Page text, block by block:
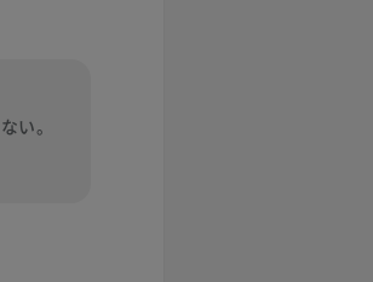
い。